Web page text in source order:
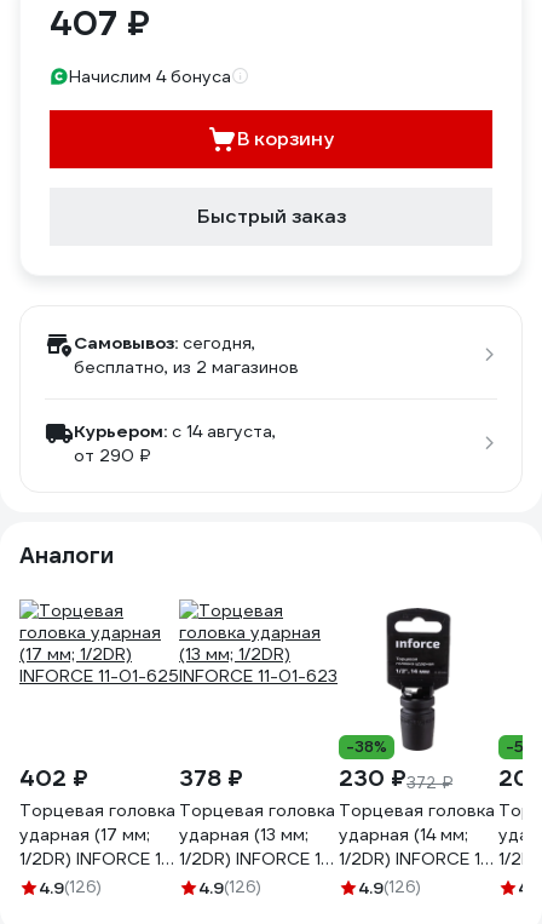
407 ₽
Начислим 4 бонуса
В корзину
Быстрый заказ
Самовывоз: сегодня,
бесплатно, из 2 магазинов
Курьером: c 14 августа,
от 290 ₽
Аналоги
402 ₽
Торцевая головка
ударная (17 мм;
1/2DR) INFORCE 11-
01-625
4.9(126)
378 ₽
Торцевая головка
ударная (13 мм;
1/2DR) INFORCE 11-
01-623
4.9(126)
-38%
230 ₽372 ₽
Торцевая головка
ударная (14 мм;
1/2DR) INFORCE 11-
01-624
4.9(126)
-
1/
01-4.9